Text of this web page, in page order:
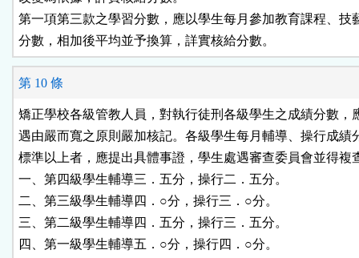
第一項第三款之學習分數，應以學生每月參加教育課程、技
第 10 條
矯正學校各級管教人員，對執行徒刑各級學生之成績分數，
遇由嚴而寬之原則嚴加核記。各級學生每月輔導、操行成績
標準以上者，應提出具體事證，學生處遇審查委員會並得複
一、第四級學生輔導三．五分，操行二．五分。
二、第三級學生輔導四．○分，操行三．○分。
三、第二級學生輔導四．五分，操行三．五分。
四、第一級學生輔導五．○分，操行四．○分。